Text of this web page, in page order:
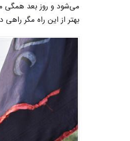
می‌شود و روز بعد همگی
بهتر از این راه مگر